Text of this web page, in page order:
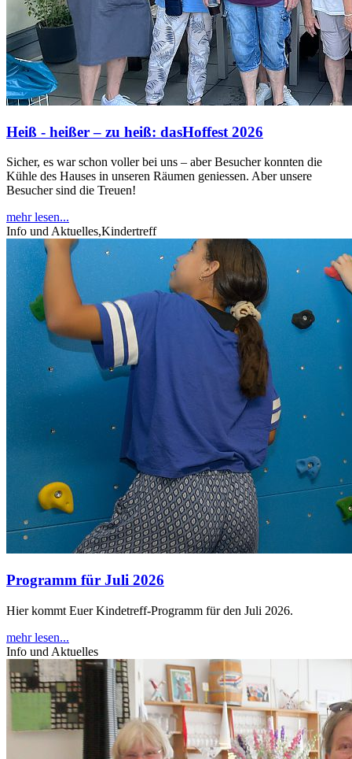
Heiß - heißer – zu heiß: dasHoffest 2026
Sicher, es war schon voller bei uns – aber Besucher konnten die
Kühle des Hauses in unseren Räumen geniessen. Aber unsere
Besucher sind die Treuen!
mehr lesen...
Info und Aktuelles,Kindertreff
Programm für Juli 2026
Hier kommt Euer Kindetreff-Programm für den Juli 2026.
mehr lesen...
Info und Aktuelles